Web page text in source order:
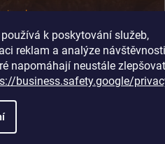
k poskytování služeb,
reklam a analýze
napomáhají neustále
business.safety.google/